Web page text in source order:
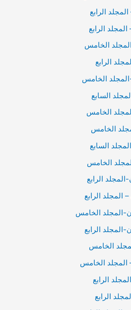
الرابع
الرابع
المجلد الخامس
الرابع
المجلد الخامس
السابع
الخامس
الخامس
السابع
الخامس
الرابع
المجلد الرابع
المجلد الخامس
الرابع
الخامس
المجلد الخامس
الرابع
الرابع